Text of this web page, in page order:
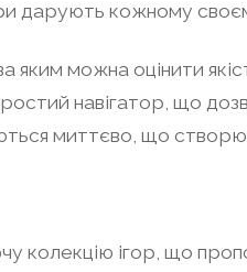
дарують кожному
яким можна оцінити
навігатор, що
миттєво, що
колекцію ігор, що